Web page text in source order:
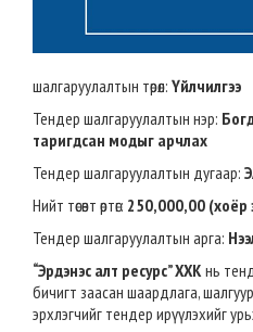
шалгаруулалтын төрөл: Үйлчилгээ
Тендер шалгаруулалтын нэр:
таригдсан модыг арчлах
Тендер шалгаруулалтын дугаар:
Нийт төсөвт өртөг: 250,000,00 (хоёр
Тендер шалгаруулалтын арга:
“Эрдэнэс алт ресурс” ХХКнь
бичигт заасан шаардлага,
эрхлэгчийг тендер ирүүлэхийг